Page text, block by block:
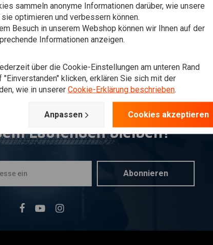
Laufenden bleiben?
Abonnieren
sammeln anonyme Informationen darüber, wie unsere
optimieren und verbessern können.
Besuch in unserem Webshop können wir Ihnen auf der
Informationen anzeigen.
über die Cookie-Einstellungen am unteren Rand
klicken, erklären Sie sich mit der
wie in unserer Cookie-Erklärung beschrieben.
Anpassen Cookies akzeptieren